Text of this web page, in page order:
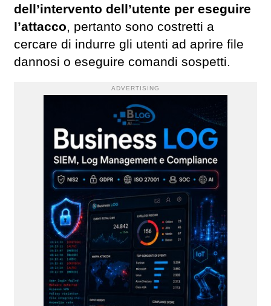
dell’intervento dell’utente per eseguire
l’attacco, pertanto sono costretti a
cercare di indurre gli utenti ad aprire file
dannosi o eseguire comandi sospetti.
ADVERTISING